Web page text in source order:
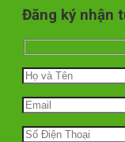
Đăng ký nhận